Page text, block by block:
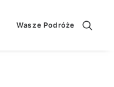
Wasze Podróże